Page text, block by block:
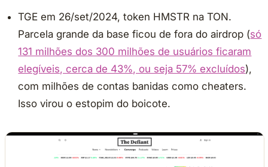
TGE em 26/set/2024, token HMSTR na TON.
Parcela grande da base ficou de fora do airdrop (só
131 milhões dos 300 milhões de usuários ficaram
elegíveis, cerca de 43%, ou seja 57% excluídos),
com milhões de contas banidas como cheaters.
Isso virou o estopim do boicote.